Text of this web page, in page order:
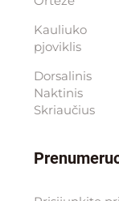
Kauliuko
pjoviklis
Dorsalinis
Naktinis
Skriaučius